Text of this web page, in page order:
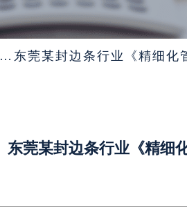
公司新闻 > 东莞某封边条行业《精细化
东莞某封边条行业《精细